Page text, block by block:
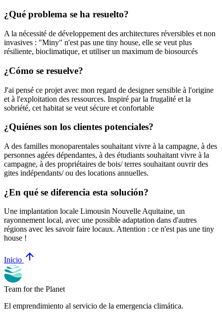
¿Qué problema se ha resuelto?
A la nécessité de développement des architectures réversibles et non
invasives : "Miny" n'est pas une tiny house, elle se veut plus
résiliente, bioclimatique, et utiliser un maximum de biosourcés
¿Cómo se resuelve?
J'ai pensé ce projet avec mon regard de designer sensible à l'origine
et à l'exploitation des ressources. Inspiré par la frugalité et la
sobriété, cet habitat se veut sécure et confortable
¿Quiénes son los clientes potenciales?
A des familles monoparentales souhaitant vivre à la campagne, à des
personnes agées dépendantes, à des étudiants souhaitant vivre à la
campagne, à des propriétaires de bois/ terres souhaitant ouvrir des
gites indépendants/ ou des locations annuelles.
¿En qué se diferencia esta solución?
Une implantation locale Limousin Nouvelle Aquitaine, un
rayonnement local, avec une possible adaptation dans d'autres
régions avec les savoir faire locaux. Attention : ce n'est pas une tiny
house !
Inicio arrow_upward
Team for the Planet
El emprendimiento al servicio de la emergencia climática.